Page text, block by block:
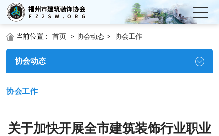
当前位置：首页 > 协会动态 > 协会工作
协会动态
协会工作
关于加快开展全市建筑装饰行业职业